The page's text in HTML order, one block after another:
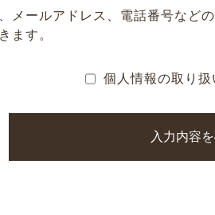
メールアドレス、電話番号など
ます。
個人情報の取り